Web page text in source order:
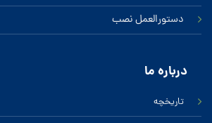
دستورالعمل نصب
درباره ‌ما
تاریخچه